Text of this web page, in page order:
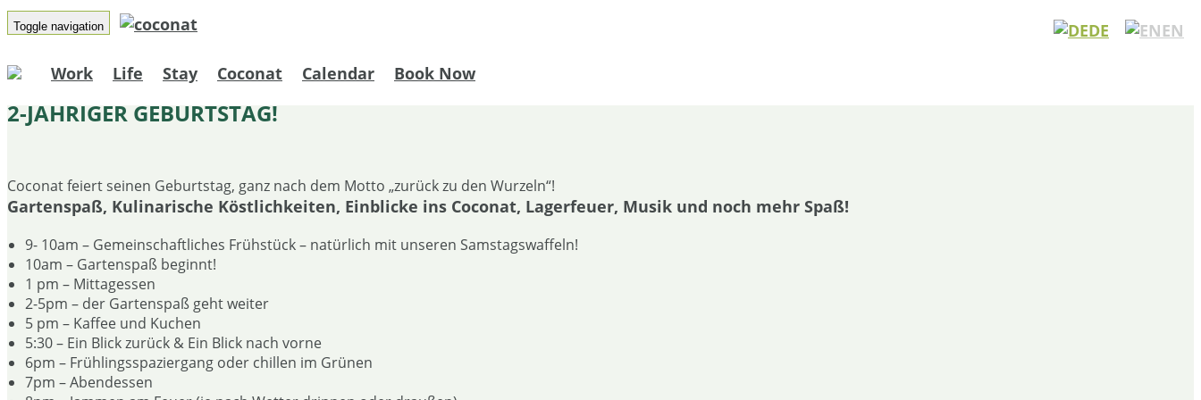
Toggle navigation
Work Life Stay Coconat Calendar Book Now
DE EN
2-JÄHRIGER GEBURTSTAG!
Coconat feiert seinen Geburtstag, ganz nach dem Motto „zurück zu den Wurzeln“!
Gartenspaß, Kulinarische Köstlichkeiten, Einblicke ins Coconat, Lagerfeuer, Musik und noch mehr Spaß!
9- 10am – Gemeinschaftliches Frühstück – natürlich mit unseren Samstagswaffeln!
10am – Gartenspaß beginnt!
1 pm – Mittagessen
2-5pm – der Gartenspaß geht weiter
5 pm – Kaffee und Kuchen
5:30 – Ein Blick zurück & Ein Blick nach vorne
6pm – Frühlingsspaziergang oder chillen im Grünen
7pm – Abendessen